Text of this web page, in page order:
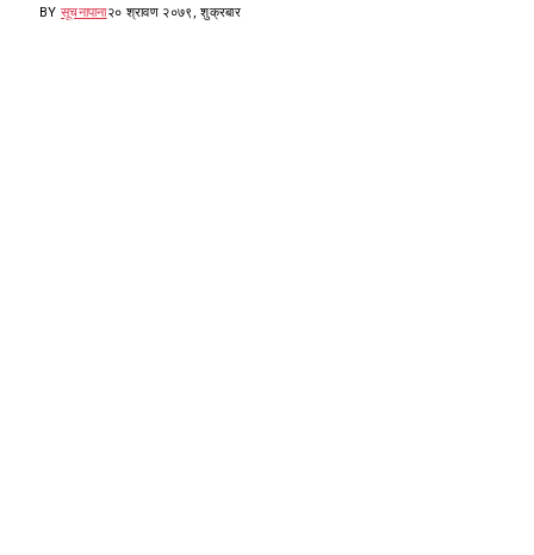
BY सूचनापाना२० श्रावण २०७९, शुक्रबार